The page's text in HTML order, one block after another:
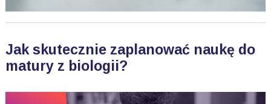
Jak skutecznie zaplanować naukę do
matury z biologii?